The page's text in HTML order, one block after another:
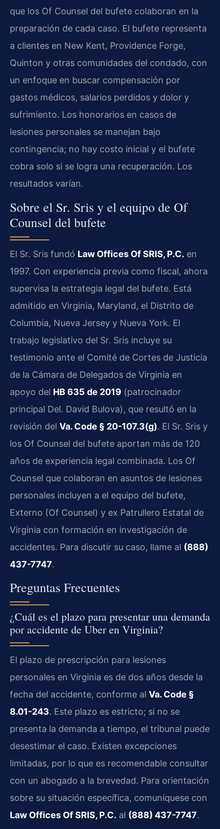
que los Of Counsel del bufete colaboran en la
preparación de cada caso. El bufete representa
a clientes en New Kent, Providence Forge,
Quinton y otras comunidades del condado, con
un enfoque en buscar compensación por
gastos médicos, salarios perdidos y dolor y
sufrimiento. Los honorarios en casos de
lesiones personales se manejan bajo
contingencia; no hay costo inicial y el bufete
cobra solo si se logra una recuperación. Los
resultados varían.
Sobre el Sr. Sris y el equipo de Of
Counsel del bufete
El Sr. Sris fundó Law Offices Of SRIS, P.C. en
1997. Con experiencia previa como fiscal, ahora
supervisa la estrategia legal del bufete. Está
admitido en Virginia, Maryland, el Distrito de
Columbia, Nueva Jersey y Nueva York. El
trabajo legislativo del Sr. Sris incluye su
testimonio ante el Comité de Cortes de Justicia
de la Cámara de Delegados de Virginia en
apoyo del HB 635 de 2019 (patrocinador
principal Del. David Bulova), que resultó en la
revisión del Va. Code § 20-107.3(g). El Sr. Sris y
los Of Counsel del bufete aportan más de 120
años de experiencia legal combinada. Los Of
Counsel que colaboran en asuntos de lesiones
personales incluyen a el equipo del bufete,
Externo (Of Counsel) y ex Patrullero Estatal de
Virginia con formación en investigación de
accidentes. Para discutir su caso, llame al (888)
437-7747.
Preguntas Frecuentes
¿Cuál es el plazo para presentar una demanda
por accidente de Uber en Virginia?
El plazo de prescripción para lesiones
personales en Virginia es de dos años desde la
fecha del accidente, conforme al Va. Code §
8.01-243. Este plazo es estricto; si no se
presenta la demanda a tiempo, el tribunal puede
desestimar el caso. Existen excepciones
limitadas, por lo que es recomendable consultar
con un abogado a la brevedad. Para orientación
sobre su situación específica, comuníquese con
Law Offices Of SRIS, P.C. al (888) 437-7747.